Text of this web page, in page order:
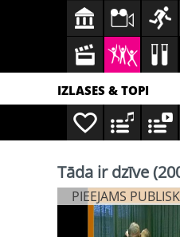
IZLASES & TOPI
Tāda ir dzīve
PIEEJAMS